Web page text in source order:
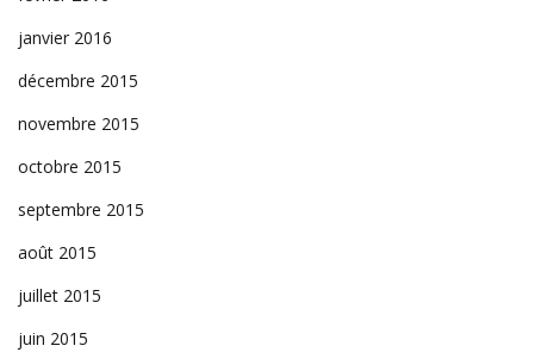
janvier 2016
décembre 2015
novembre 2015
octobre 2015
septembre 2015
août 2015
juillet 2015
juin 2015